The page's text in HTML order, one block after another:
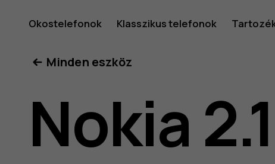
Nokia
2.1
Okostelefonok Klasszikus telefonok
Minden eszköz
Nokia 2.1